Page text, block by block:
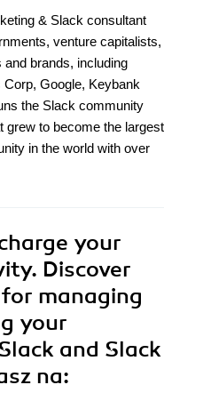
& Slack consultant
venture capitalists,
brands, including
Google, Keybank
the Slack community
grew to become the largest
in the world with over
your
Discover
managing
your
and Slack
na: